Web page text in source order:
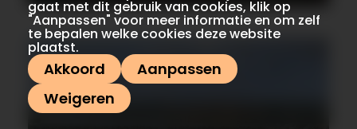
gaat met dit gebruik van cookies, klik op
"Aanpassen" voor meer informatie en om zelf
te bepalen welke cookies deze website
plaatst.
Akkoord
Aanpassen
Weigeren